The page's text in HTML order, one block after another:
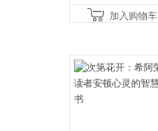
加入购物车